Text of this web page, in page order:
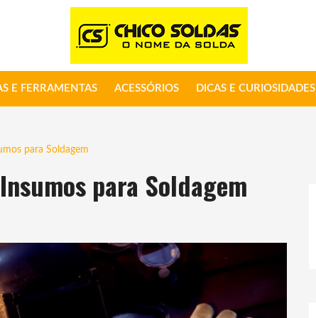
E FERRAMENTAS ACESSÓRIOS DICAS E CURIOSIDADES
para Soldagem
para Soldagem